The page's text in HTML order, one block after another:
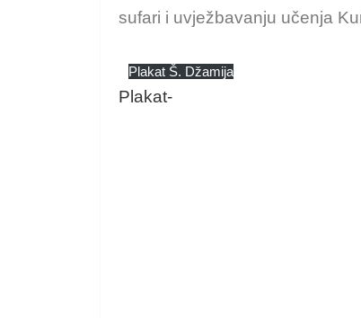
sufari i uvježbavanju učenja
Plakat Š. Džamija
Plakat-